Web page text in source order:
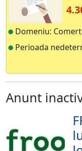
Domeniu:
Perioada
Anunt